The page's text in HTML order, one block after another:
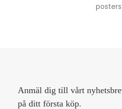
Anmäl dig till vårt
på ditt första köp.